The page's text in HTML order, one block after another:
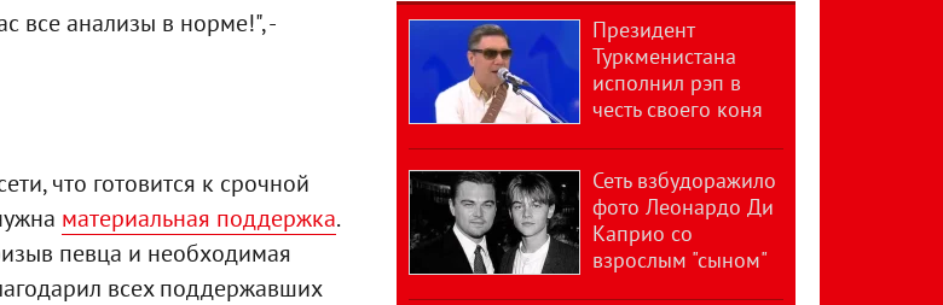
все анализы в норме!", -
что готовится к срочной
материальная поддержка.
певца и необходимая
всех поддержавших
Президент
Туркменистана
исполнил рэп в
честь своего коня
Сеть взбудоражило
фото Леонардо Ди
Каприо со
взрослым "сыном"